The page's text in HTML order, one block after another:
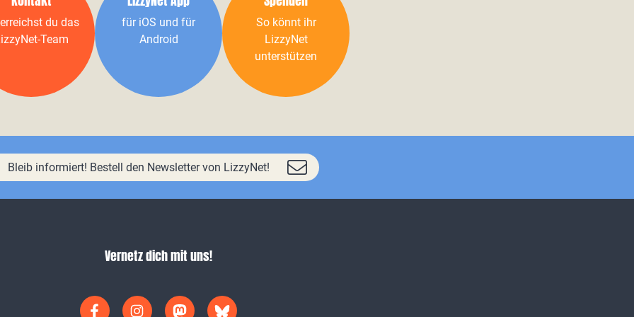
du das
Team
für iOS und für
Android
So könnt ihr
LizzyNet
unterstützen
Bleib informiert! Bestell den Newsletter von LizzyNet!
Vernetz dich mit uns!